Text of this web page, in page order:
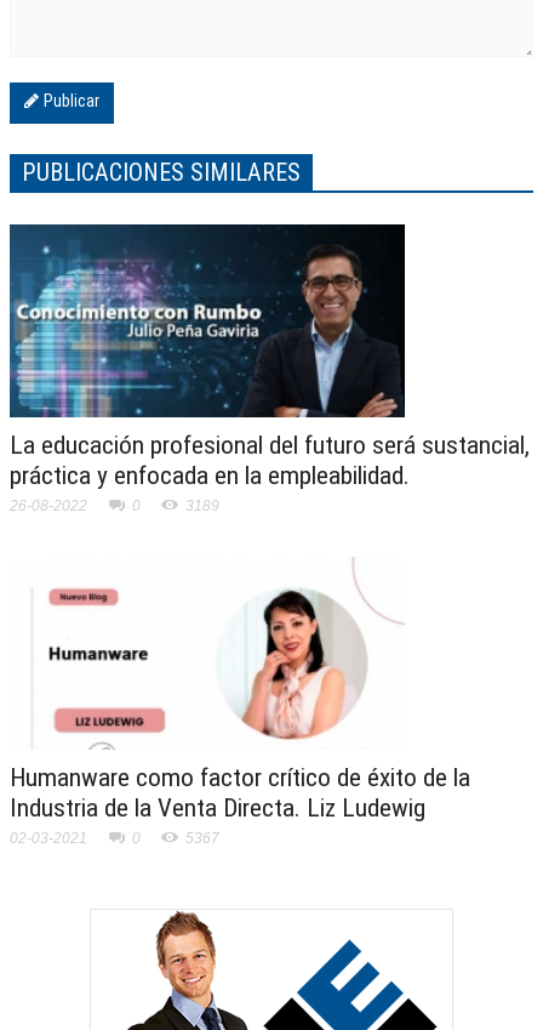
Publicar
PUBLICACIONES SIMILARES
La educación profesional del futuro será sustancial,
práctica y enfocada en la empleabilidad.
26-08-2022 0 3189
Humanware como factor crítico de éxito de la
Industria de la Venta Directa. Liz Ludewig
02-03-2021 0 5367